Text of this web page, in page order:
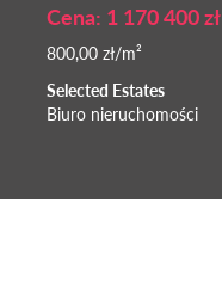
Cena: 1 170 400 zł
800,00 zł/m²
Selected Estates
Biuro nieruchomości